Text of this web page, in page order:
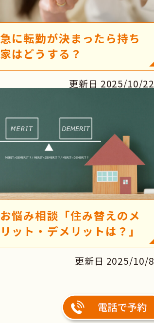
急に転勤が決まったら持ち
家はどうする？
更新日 2025/10/22
お悩み相談「住み替えのメ
リット・デメリットは？」￼
更新日 2025/10/8